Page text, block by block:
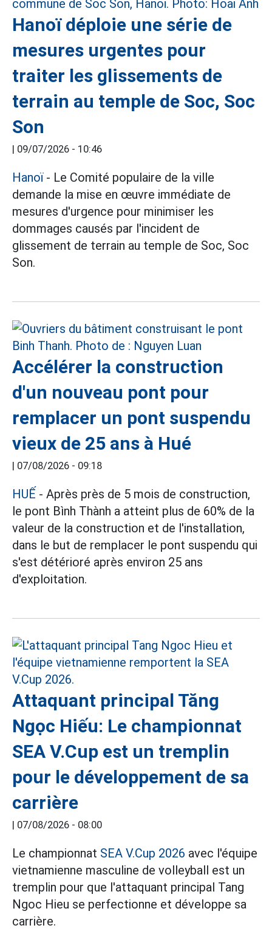
Hanoï déploie une série de
mesures urgentes pour
traiter les glissements de
terrain au temple de Soc, Soc
Son
09/07/2026 - 10:46
Hanoï- Le Comité populaire de la ville
demande la mise en œuvre immédiate de
mesures d'urgence pour minimiser les
dommages causés par l'incident de
glissement de terrain au temple de Soc, Soc
Son.
Accélérer la construction
d'un nouveau pont pour
remplacer un pont suspendu
vieux de 25 ans à Hué
07/08/2026 - 09:18
HUẾ - Après près de 5 mois de construction,
le pont Bình Thành a atteint plus de 60% de la
valeur de la construction et de l'installation,
dans le but de remplacer le pont suspendu qui
s'est détérioré après environ 25 ans
d'exploitation.
Attaquant principal Tăng
Ngọc Hiếu: Le championnat
SEA V.Cup est un tremplin
pour le développement de sa
carrière
07/08/2026 - 08:00
Le championnat SEA V.Cup 2026 avec l'équipe
vietnamienne masculine de volleyball est un
tremplin pour que l'attaquant principal Tang
Ngoc Hieu se perfectionne et développe sa
carrière.